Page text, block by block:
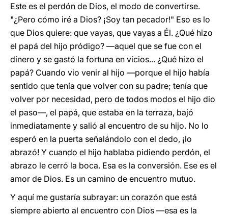
Este es el perdón de Dios, el modo de convertirse.
"¿Pero cómo iré a Dios? ¡Soy tan pecador!" Eso es lo
que Dios quiere: que vayas, que vayas a Él. ¿Qué hizo
el papá del hijo pródigo? —aquel que se fue con el
dinero y se gastó la fortuna en vicios... ¿Qué hizo el
papá? Cuando vio venir al hijo —porque el hijo había
sentido que tenía que volver con su padre; tenía que
volver por necesidad, pero de todos modos el hijo dio
el paso—, el papá, que estaba en la terraza, bajó
inmediatamente y salió al encuentro de su hijo. No lo
esperó en la puerta señalándolo con el dedo, ¡lo
abrazó! Y cuando el hijo hablaba pidiendo perdón, el
abrazo le cerró la boca. Esa es la conversión. Ese es el
amor de Dios. Es un camino de encuentro mutuo.
Y aquí me gustaría subrayar: un corazón que está
siempre abierto al encuentro con Dios —esa es la